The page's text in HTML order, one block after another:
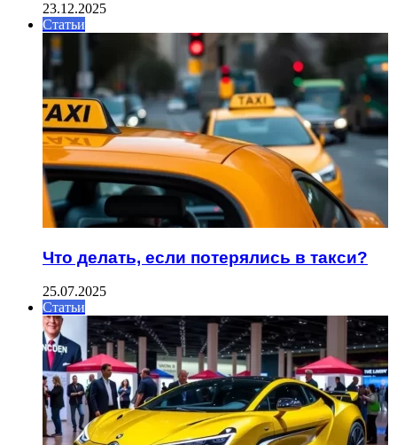
23.12.2025
Статьи
Что делать, если потерялись в такси?
25.07.2025
Статьи